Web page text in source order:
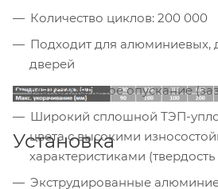
Количество циклов: 200 000
Подходит для алюминиевых,
дверей
Максимальное опускание
Широкий сплошной ТЭП-
цвета с высокими
характеристиками
Экструдированные
Установка